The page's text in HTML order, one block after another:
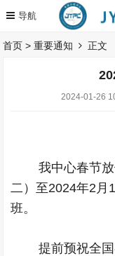
首页 >重要通知 正文
2024-01-26
我中心春节放
二）至2024年2月
班。
提前预祝全国